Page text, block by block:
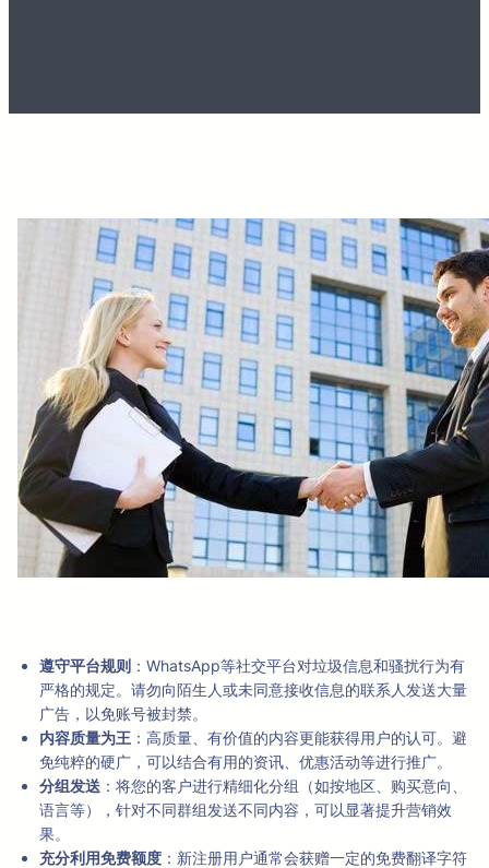
遵守平台规则 ：WhatsApp等社交平台对垃圾信息和骚扰行为有
严格的规定。请勿向陌生人或未同意接收信息的联系人发送大量
广告，以免账号被封禁。
内容质量为王 ：高质量、有价值的内容更能获得用户的认可。避
免纯粹的硬广，可以结合有用的资讯、优惠活动等进行推广。
分组发送 ：将您的客户进行精细化分组（如按地区、购买意向、
语言等），针对不同群组发送不同内容，可以显著提升营销效
果。
充分利用免费额度 ：新注册用户通常会获赠一定的免费翻译字符